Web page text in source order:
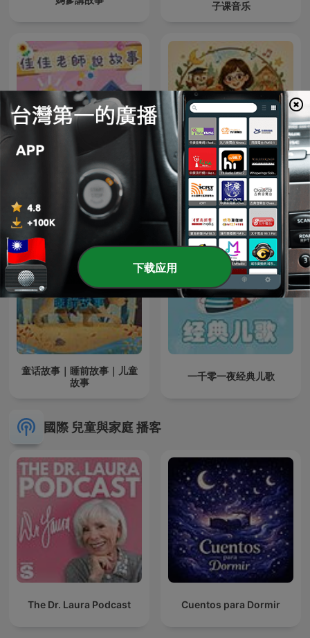
子课音乐
佳佳老師說故事
Teacher Ann's Musical
Routine｜Teacher Ann 的
兒童常規轉換兒歌故事屋
童话故事｜睡前故事｜儿童
故事
一千零一夜经典儿歌
國際 兒童與家庭 播客
The Dr. Laura Podcast Cuentos para Dormir
下载应用